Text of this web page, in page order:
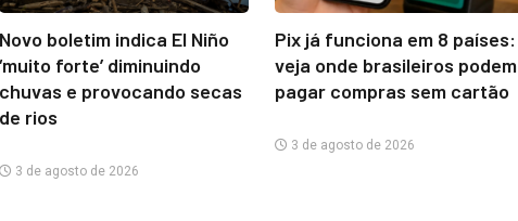
Novo boletim indica El Niño
‘muito forte’ diminuindo
chuvas e provocando secas
de rios
3 de agosto de 2026
Pix já funciona em 8 países:
veja onde brasileiros podem
pagar compras sem cartão
3 de agosto de 2026